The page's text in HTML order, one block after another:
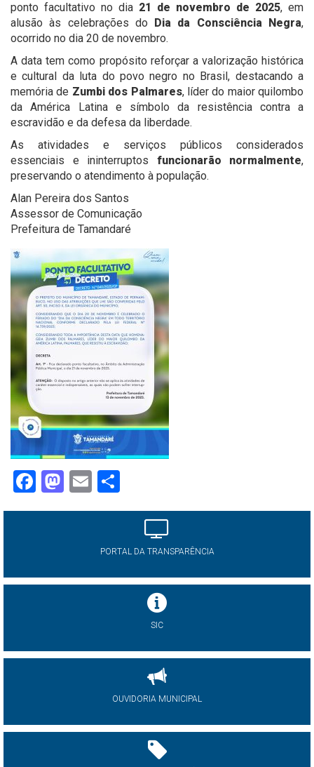
ponto facultativo no dia 21 de novembro de 2025, em
alusão às celebrações do Dia da Consciência Negra,
ocorrido no dia 20 de novembro.
A data tem como propósito reforçar a valorização histórica
e cultural da luta do povo negro no Brasil, destacando a
memória de Zumbi dos Palmares, líder do maior quilombo
da América Latina e símbolo da resistência contra a
escravidão e da defesa da liberdade.
As atividades e serviços públicos considerados
essenciais e ininterruptos funcionarão normalmente,
preservando o atendimento à população.
Alan Pereira dos Santos
Assessor de Comunicação
Prefeitura de Tamandaré
Facebook
Mastodon
Email
PORTAL DA TRANSPARÊNCIA
SIC
OUVIDORIA MUNICIPAL